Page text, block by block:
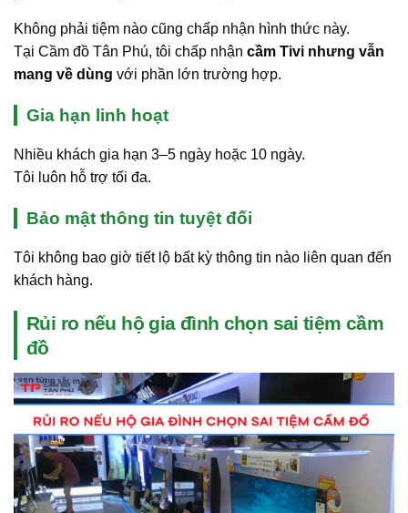
Không phải tiệm nào cũng chấp nhận hình thức này.
Tại Cầm đồ Tân Phú, tôi chấp nhận cầm Tivi nhưng vẫn
mang về dùng với phần lớn trường hợp.
Gia hạn linh hoạt
Nhiều khách gia hạn 3–5 ngày hoặc 10 ngày.
Tôi luôn hỗ trợ tối đa.
Bảo mật thông tin tuyệt đối
Tôi không bao giờ tiết lộ bất kỳ thông tin nào liên quan đến
khách hàng.
Rủi ro nếu hộ gia đình chọn sai tiệm cầm
đồ